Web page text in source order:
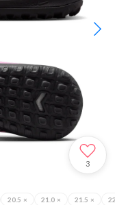
3
20.5 × 21.0 × 21.5 ×